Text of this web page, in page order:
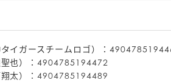
イガースチームロゴ）：
也）：4904785194472
太）：4904785194489